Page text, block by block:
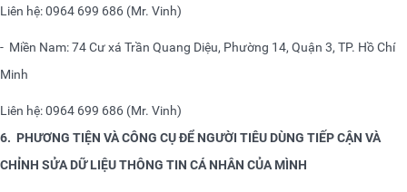
Liên hệ: 0964 699 686 (Mr. Vinh)
- Miền Nam: 74 Cư xá Trần Quang Diệu, Phường 14, Quận 3, TP. Hồ Chí
Minh
Liên hệ: 0964 699 686 (Mr. Vinh)
6. PHƯƠNG TIỆN VÀ CÔNG CỤ ĐỂ NGƯỜI TIÊU DÙNG TIẾP CẬN VÀ
CHỈNH SỬA DỮ LIỆU THÔNG TIN CÁ NHÂN CỦA MÌNH